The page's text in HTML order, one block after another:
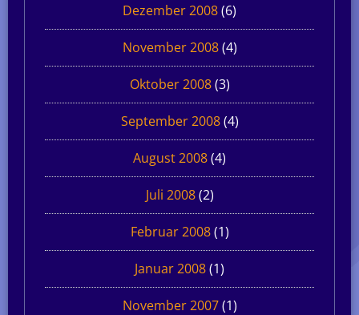
Dezember 2008(6)
November 2008(4)
Oktober 2008(3)
September 2008(4)
August 2008(4)
Juli 2008(2)
Februar 2008(1)
Januar 2008(1)
November 2007(1)